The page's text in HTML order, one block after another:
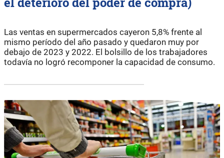
Las ventas en supermercados cayeron 5,8% frente al
mismo período del año pasado y quedaron muy por
debajo de 2023 y 2022. El bolsillo de los trabajadores
todavía no logró recomponer la capacidad de consumo.